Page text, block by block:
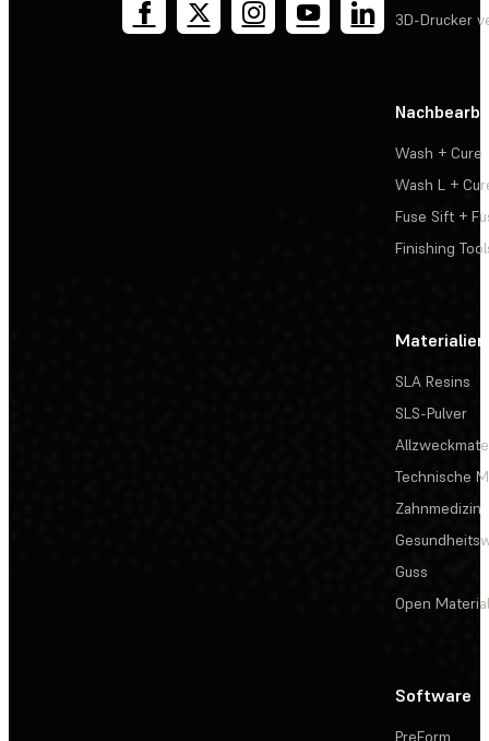
3D-Drucker
Wash + Cure
Wash L +
Fuse Sift +
Finishing
Materialien
SLA Resins
SLS-Pulver
Technische
Zahnmedizin
Guss
Open
Software
PreForm